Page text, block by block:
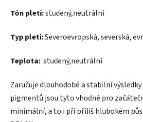
Tón pleti:studený,neutrální
Typ pleti:Severoevropská, severská,
Teplota: studený,neutrální
Zaručuje dlouhodobé a stabilní
pigmentů jsou tyto vhodné pro
minimální, a to i při příliš hlubokém